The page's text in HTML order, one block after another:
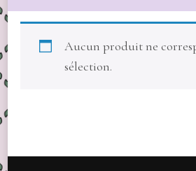
Aucun produit ne
sélection.